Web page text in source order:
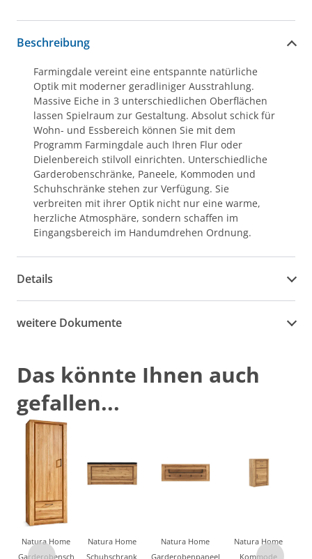
Beschreibung
Farmingdale vereint eine entspannte natürliche
Optik mit moderner geradliniger Ausstrahlung.
Massive Eiche in 3 unterschiedlichen Oberflächen
lassen Spielraum zur Gestaltung. Absolut schick für
Wohn- und Essbereich können Sie mit dem
Programm Farmingdale auch Ihren Flur oder
Dielenbereich stilvoll einrichten. Unterschiedliche
Garderobenschränke, Paneele, Kommoden und
Schuhschränke stehen zur Verfügung. Sie
verbreiten mit ihrer Optik nicht nur eine warme,
herzliche Atmosphäre, sondern schaffen im
Eingangsbereich im Handumdrehen Ordnung.
Details
weitere Dokumente
Das könnte Ihnen auch
gefallen...
Natura Home
Garderobensch
Natura Home
Schuhschrank
Natura Home
Garderobenpaneel
Natura Home
Kommode